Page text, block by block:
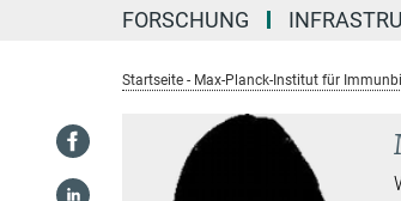
FORSCHUNG
Startseite - Max-Planck-Institut für